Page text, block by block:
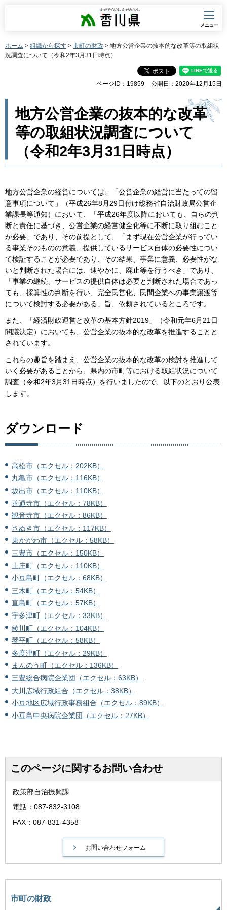
香川県
メニュー
ホーム > 組織から探す > 市町の財政 > 地方公営企業の抜本的な改革等の取組状
況調査について（令和2年3月31日時点）
ページID：19859 公開日：2020年12月15日
地方公営企業の抜本的な改革
等の取組状況調査について
（令和2年3月31日時点）
地方公営企業の経営については、「公営企業の経営に当たっての留
意事項について」（平成26年8月29日付け総務省自治財政局公営企
業課長等通知）において、「平成26年度以降においても、自らの判
断と責任に基づき、公営企業の経営健全化等に不断に取り組むこと
が必要」であり、その前提として、「まず現在公営企業が行ってい
る事業そのものの意義、提供しているサービス自体の必要性につい
て検証することが必要であり、その結果、事業に意義、必要性がな
いと判断された場合には、速やかに、廃止等を行うべき」であり、
「事業の継続、サービスの提供自体は必要と判断された場合であっ
ても、採算性の判断を行い、完全民営化、民間企業への事業譲渡等
について検討する必要がある」旨、依頼されているところです。
また、「経済財政運営と改革の基本方針2019」（令和元年6月21日
閣議決定）においても、公営企業の抜本的な改革を推進することと
されています。
これらの趣旨を踏まえ、公営企業の抜本的な改革の検討を推進して
いく必要があることから、県内の市町等における取組状況について
調査（令和2年3月31日時点）を行いましたので、以下のとおり公表
します。
ダウンロード
高松市（エクセル：202KB）
丸亀市（エクセル：116KB）
坂出市（エクセル：110KB）
善通寺市（エクセル：78KB）
観音寺市（エクセル：86KB）
さぬき市（エクセル：117KB）
東かがわ市（エクセル：58KB）
三豊市（エクセル：150KB）
土庄町（エクセル：110KB）
小豆島町（エクセル：68KB）
三木町（エクセル：54KB）
直島町（エクセル：57KB）
宇多津町（エクセル：33KB）
綾川町（エクセル：104KB）
琴平町（エクセル：58KB）
多度津町（エクセル：29KB）
まんのう町（エクセル：136KB）
三豊総合病院企業団（エクセル：63KB）
大川広域行政組合（エクセル：38KB）
小豆地区広域行政事務組合（エクセル：89KB）
小豆島中央病院企業団（エクセル：27KB）
このページに関するお問い合わせ
政策部自治振興課
電話：087-832-3108
FAX：087-831-4358
市町の財政